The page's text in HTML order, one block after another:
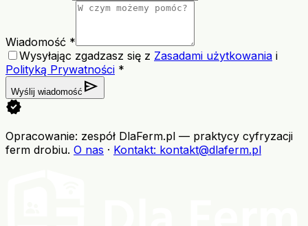
Wiadomość *
Wysyłając zgadzasz się z Zasadami użytkowania i
Polityką Prywatności *
Wyślij wiadomość send
verified
Opracowanie: zespół DlaFerm.pl — praktycy cyfryzacji
ferm drobiu. O nas · Kontakt: kontakt@dlaferm.pl